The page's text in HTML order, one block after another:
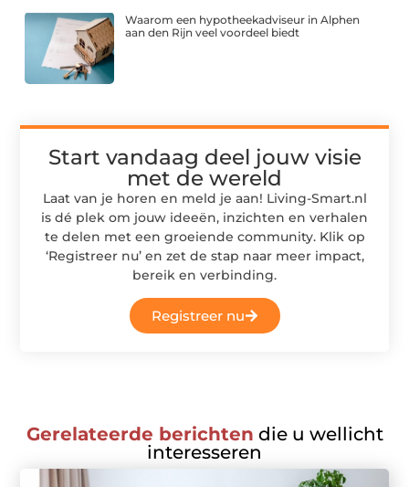
Waarom een hypotheekadviseur in Alphen
aan den Rijn veel voordeel biedt
Start vandaag deel jouw visie
met de wereld
Laat van je horen en meld je aan! Living-Smart.nl
is dé plek om jouw ideeën, inzichten en verhalen
te delen met een groeiende community. Klik op
‘Registreer nu’ en zet de stap naar meer impact,
bereik en verbinding.
Registreer nu
Gerelateerde berichten die u wellicht
interesseren